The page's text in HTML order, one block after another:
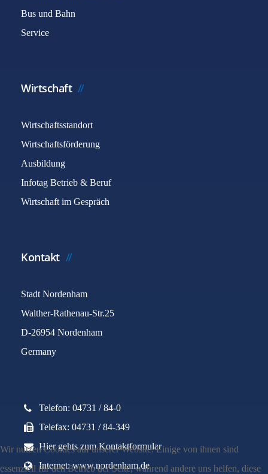
Bus und Bahn
Service
Wirtschaft
Wirtschaftsstandort
Wirtschaftsförderung
Ausbildung
Infotag Betrieb & Beruf
Wirtschaft im Gespräch
Kontakt
Stadt Nordenham
Walther-Rathenau-Str.25
D-26954 Nordenham
Germany
Telefon: 04731 / 84-0
Telefax: 04731 / 84-349
Hier gehts zum Kontaktformular
Internet: www.nordenham.de
Wir nutzen Cookies auf unserer Website. Einige von ihnen sind
essenziell für den Betrieb der Seite, während andere uns helfen, diese